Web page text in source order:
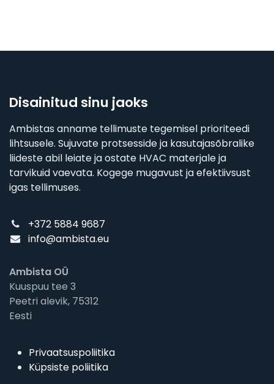
Disainitud sinu jaoks
Ambistas anname tellimuste tegemisel prioriteedi
lihtsusele. Sujuvate protsesside ja kasutajasõbralike
liideste abil leiate ja ostate HVAC materjale ja
tarvikuid vaevata. Kogege mugavust ja efektiivsust
igas tellimuses.
+372 5884 9687
info@ambista.eu
Ambista OÜ
Kuuspuu tee 3
Peetri alevik, 75312
Eesti
Privaatsuspoliitika
Küpsiste poliitika